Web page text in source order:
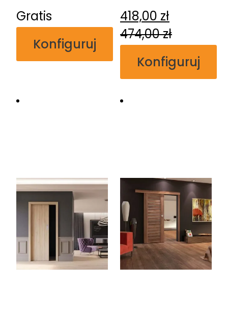
Gratis
Konfiguruj
przylgowa
418,00 zł
474,00zł
Konfiguruj